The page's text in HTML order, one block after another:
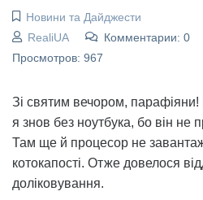
Новини та Дайджести
RealiUA
Комментарии: 0
Просмотров: 967
Зі святим вечором,
я знов без ноутбука, бо він не
Там ще й процесор не
котокапості. Отже довелося
доліковування.